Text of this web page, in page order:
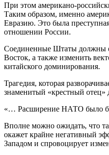
При этом американо-
Таким образом, именно
Евразию. Это была
отношении России.
Соединенные Штаты должны
Восток, а также изменить
китайского доминирования.
Трагедия, которая
знаменитый «крестный отец»
«… Расширение НАТО было бы
Вполне можно ожидать, что
окажет крайне негативный
Западом и спровоцирует